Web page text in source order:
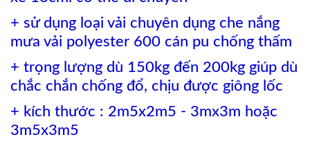
+ sử dụng loại vải chuyên dụng che nắng
mưa vải polyester 600 cán pu chống thấm
+ trọng lượng dù 150kg đến 200kg giúp dù
chắc chắn chống đổ, chịu được giông lốc
+ kích thước : 2m5x2m5 - 3mx3m hoặc
3m5x3m5